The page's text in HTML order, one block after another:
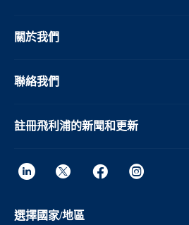
關於我們
聯絡我們
註冊飛利浦的新聞和更新
選擇國家/地區